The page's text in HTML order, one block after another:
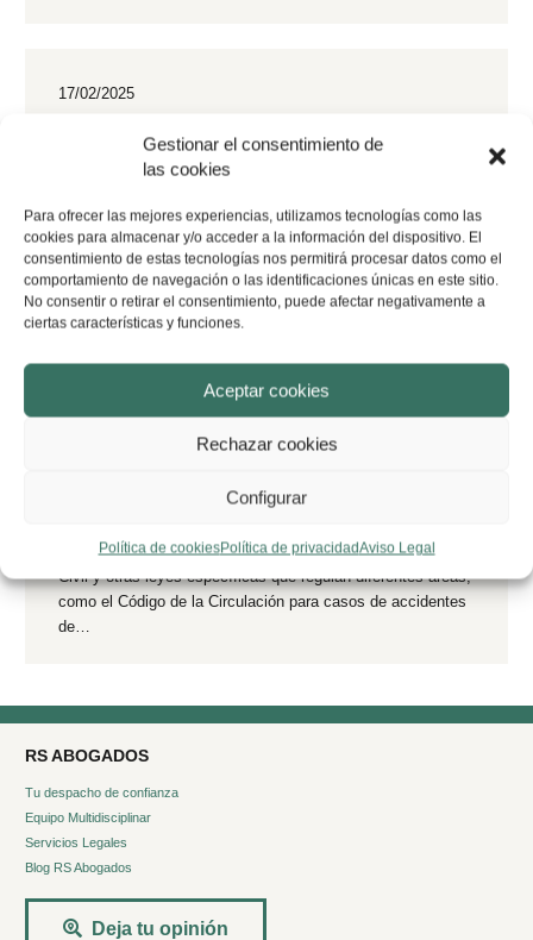
Gestionar el consentimiento de
las cookies
Para ofrecer las mejores experiencias, utilizamos tecnologías como las
cookies para almacenar y/o acceder a la información del dispositivo. El
consentimiento de estas tecnologías nos permitirá procesar datos como el
comportamiento de navegación o las identificaciones únicas en este sitio.
No consentir o retirar el consentimiento, puede afectar negativamente a
ciertas características y funciones.
Aceptar cookies
Rechazar cookies
Configurar
Política de cookiesPolítica de privacidadAviso Legal
17/02/2025
Demanda por accidente de tráfico:
pasos, indemnización y
¿Sabías que muchas víctimas de accidentes de tráfico no
reciben la indemnización que realmente les corresponde?
La falta de información y los procedimientos complejos
pueden hacer que los afectados acepten…
06/10/2023
¿Qué es la responsabilidad civil y
cómo funciona en casos de
accidentes o daños?
En España, la responsabilidad civil se rige por el Código
Civil y otras leyes específicas que regulan diferentes áreas,
como el Código de la Circulación para casos de accidentes
de…
RS ABOGADOS
Tu despacho de confianza
Equipo Multidisciplinar
Servicios Legales
Blog RS Abogados
Deja tu opinión